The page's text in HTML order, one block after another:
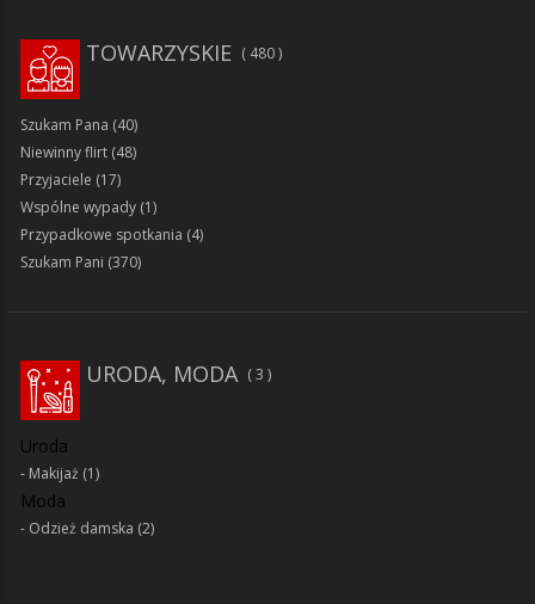
TOWARZYSKIE 480
Szukam Pana (40)
Niewinny flirt (48)
Przyjaciele (17)
Wspólne wypady (1)
Przypadkowe spotkania (4)
Szukam Pani (370)
URODA, MODA 3
Uroda
Makijaż (1)
Moda
Odzież damska (2)